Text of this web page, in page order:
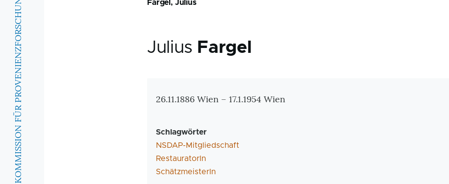
Fargel, Julius
Julius Fargel
Zusatzinformationen
26.11.1886 Wien – 17.1.1954 Wien
Schlagwörter
NSDAP-Mitgliedschaft
RestauratorIn
SchätzmeisterIn
KOMMISSION FÜR PROVENIENZFORSCHUNG